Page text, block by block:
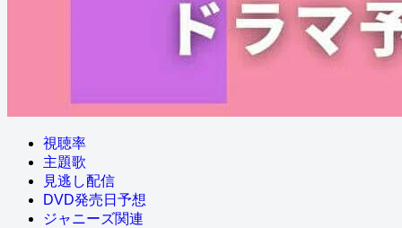
視聴率
主題歌
見逃し配信
DVD発売日予想
ジャニーズ関連